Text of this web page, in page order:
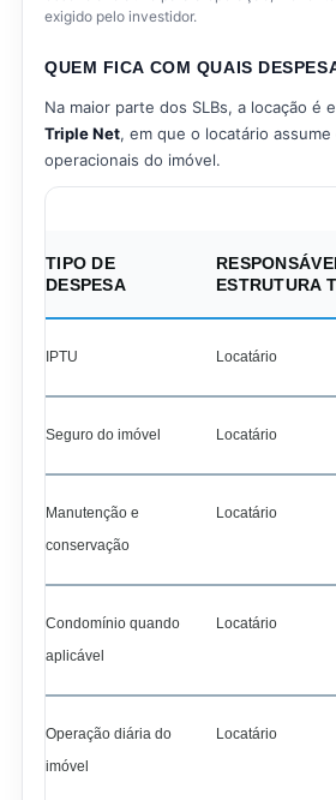
exigido pelo investidor.
QUEM FICA COM QUAIS
Na maior parte dos SLBs, a locação é
Triple Net, em que o locatário assume
operacionais do imóvel.
TIPO DE
DESPESA
ESTRUTURA
IPTU Locatário
Seguro do imóvel Locatário
Manutenção e
conservação
Locatário
Condomínio quando
aplicável
Locatário
Operação diária do
imóvel
Locatário